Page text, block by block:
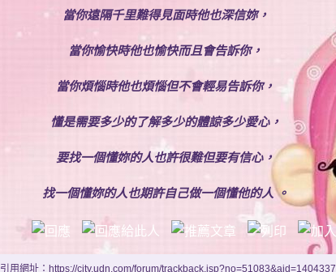
當你遠隔千里難得見面時他也深信妳，
當你愉快時他也愉快而且會告訴你，
當你煩惱時他也煩惱但不會輕易告訴你，
懂是需要多少的了解多少的體諒多少愛心，
要找一個懂妳的人也許很難但要有信心，
找一個懂妳的人也期許自己做一個懂他的人 。
引用網址：https://city.udn.com/forum/trackback.jsp?no=51083&aid=1404337